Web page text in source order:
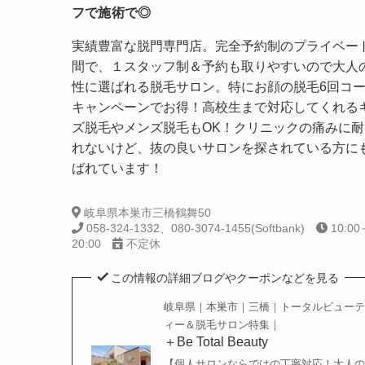
フで施術で◎
実績豊富な脱門専門店。完全予約制のプライベー
間で、１スタッフ制＆予約も取りやすいので大人
性に選ばれる脱毛サロン。特にお顔の脱毛6回コ
キャンペーンでお得！高校生まで対応してくれる
ズ脱毛やメンズ脱毛もOK！クリニックの痛みに
れないけど、抜の良いサロンを探されている方に
ばれています！
岐阜県本巣市三橋鶴舞50
058-324-1332、080-3074-1455(Softbank)
10:00
20:00
不定休
この情報の詳細ブログやクーポンなどを見る
岐阜県｜本巣市｜三橋｜トータルビューテ
ィー＆脱毛サロン特集｜
＋Be Total Beauty